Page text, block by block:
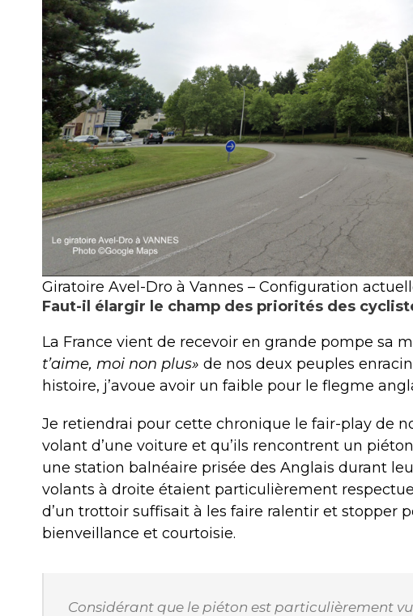
Giratoire Avel-Dro à Vannes – Configuration
Faut-il élargir le champ des priorités des
La France vient de recevoir en grande pompe sa
t’aime, moi non plus» de nos deux peuples
histoire, j’avoue avoir un faible pour le flegme
Je retiendrai pour cette chronique le fair-play de
volant d’une voiture et qu’ils rencontrent un
une station balnéaire prisée des Anglais durant
volants à droite étaient particulièrement
d’un trottoir suffisait à les faire ralentir et stopper
bienveillance et courtoisie.
Considérant que le piéton est particulièrement